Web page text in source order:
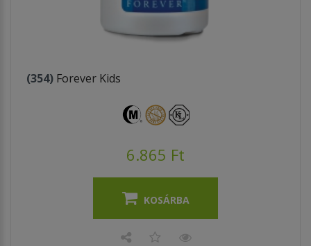
(354) Forever Kids
6.865 Ft
KOSÁRBA